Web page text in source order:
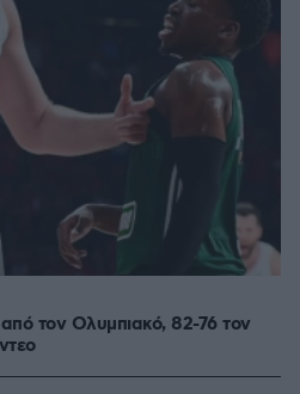
τον Ολυμπιακό, 82-76 τον